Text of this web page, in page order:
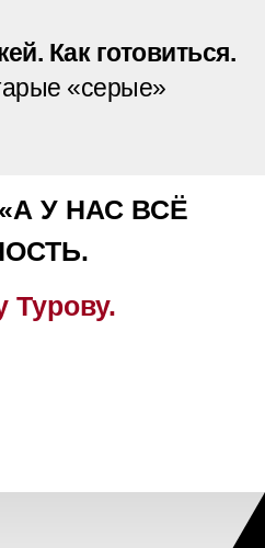
Как готовиться.
«серые»
«А У НАС ВСЁ
Турову.